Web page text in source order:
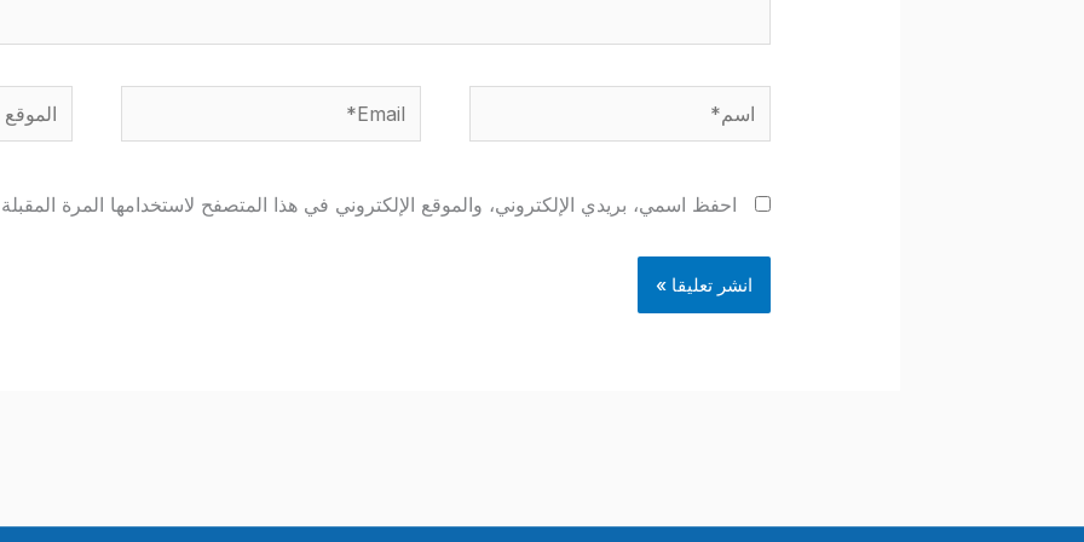
اسم* Email* الموقع
احفظ اسمي، بريدي الإلكتروني، والموقع الإلكتروني في هذا المتصفح لاستخدامها المرة